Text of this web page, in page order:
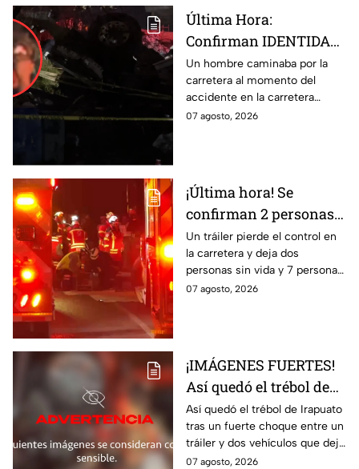
Última Hora:
Confirman IDENTIDAD
de uno de los
lesionados tras fatal
accid3nte en Irapuato
Un hombre caminaba por la
carretera al momento del
accidente en la carretera
Irapuato-Abasolo en el Trébol.
07 agosto, 2026
¡Última hora! Se
confirman 2 personas
fall3cidas y 7
lesion4dos en
accid3nte carretero en
Irapuato; esto se sabe
Un tráiler pierde el control en
la carretera y deja dos
personas sin vida y 7 personas
más lesionadas.
07 agosto, 2026
¡IMÁGENES FUERTES!
Así quedó el trébol de
Irapuato tras aparatoso
choque; hay mu3rtos y
lesionados
Así quedó el trébol de Irapuato
tras un fuerte choque entre un
tráiler y dos vehículos que dejó
dos muertos y siete personas
07 agosto, 2026